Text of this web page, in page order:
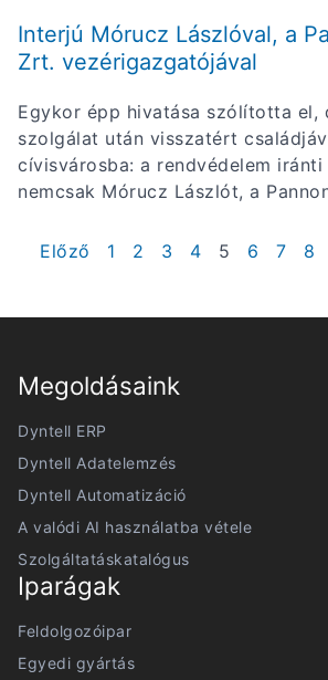
Interjú Mórucz Lászlóval, a
Zrt. vezérigazgatójával
Egykor épp hivatása szólította el,
szolgálat után visszatért
cívisvárosba: a rendvédelem
nemcsak Mórucz Lászlót, a
Előző 1 2 3 4 5 6 7 8
Megoldásaink
Dyntell ERP
Dyntell Adatelemzés
Dyntell Automatizáció
A valódi AI használatba vétele
Szolgáltatáskatalógus
Iparágak
Feldolgozóipar
Egyedi gyártás